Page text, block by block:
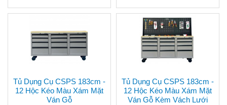
Tủ Dụng Cụ CSPS 183cm -
12 Hộc Kéo Màu Xám Mặt
Ván Gỗ
Tủ Dụng Cụ CSPS 183cm -
12 Hộc Kéo Màu Xám Mặt
Ván Gỗ Kèm Vách Lưới